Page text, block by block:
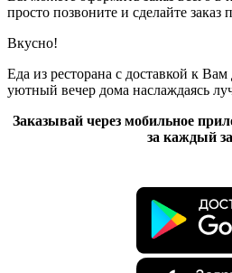
просто позвоните и сделайте заказ
Вкусно!
Еда из ресторана с доставкой к
уютный вечер дома наслаждаясь
Заказывай через мобильное
за каждый